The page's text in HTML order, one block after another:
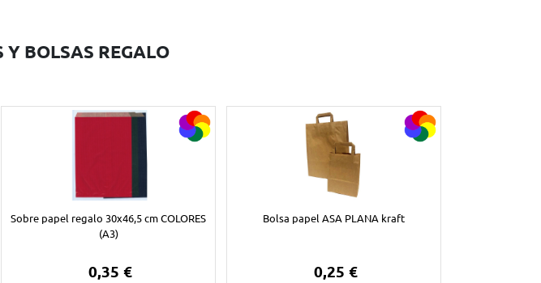
BOLSAS REGALO
Sobre papel regalo 30x46,5 cm COLORES
(A3)
0,35 €
Bolsa papel ASA PLANA kraft
0,25 €